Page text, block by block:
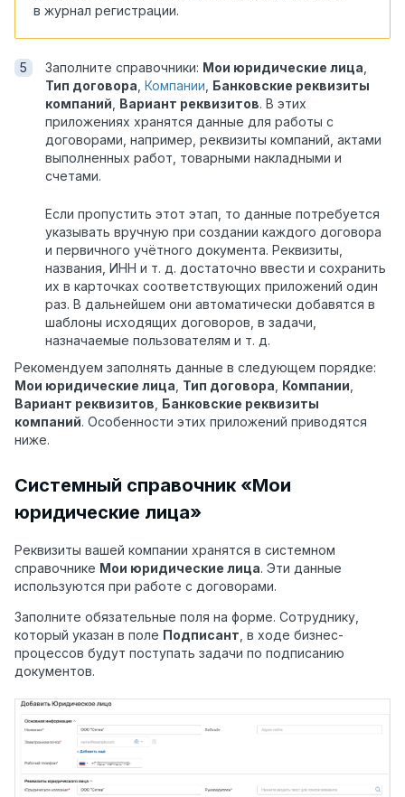
в журнал регистрации.
Заполните справочники: Мои юридические лица
Тип договора Компании Банковские реквизиты
компаний Вариант реквизитов. В этих
приложениях хранятся данные для работы с
договорами, например, реквизиты компаний, актами
выполненных работ, товарными накладными и
счетами.
Если пропустить этот этап, то данные потребуется
указывать вручную при создании каждого договора
и первичного учётного документа. Реквизиты,
названия, ИНН и т. д. достаточно ввести и сохранить
их в карточках соответствующих приложений один
раз. В дальнейшем они автоматически добавятся в
шаблоны исходящих договоров, в задачи,
назначаемые пользователям и т. д.
Рекомендуем заполнять данные в следующем порядке:
Мои юридические лица, Тип договора, Компании,
Вариант реквизитов, Банковские реквизиты
компаний. Особенности этих приложений приводятся
ниже.
Системный справочник «Мои
юридические лица»
Реквизиты вашей компании хранятся в системном
справочнике Мои юридические лица. Эти данные
используются при работе с договорами.
Заполните обязательные поля на форме. Сотруднику,
который указан в поле Подписант, в ходе бизнес-
процессов будут поступать задачи по подписанию
документов.